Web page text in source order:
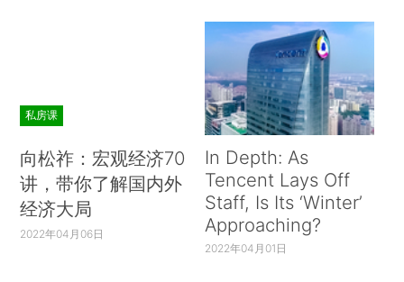
私房课
向松祚：宏观经济70
讲，带你了解国内外
经济大局
2022年04月06日
In Depth: As
Tencent Lays Off
Staff, Is Its ‘Winter’
Approaching?
2022年04月01日